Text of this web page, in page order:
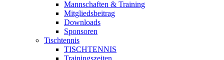
Mannschaften & Training
Mitgliedsbeitrag
Downloads
Sponsoren
Tischtennis
TISCHTENNIS
Trainingszeiten